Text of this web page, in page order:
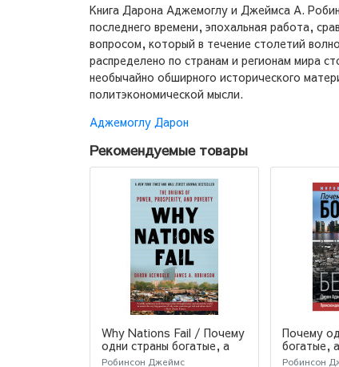
Книга Дарона Аджемоглу и Джеймса А.
последнего времени, эпохальная работа,
вопросом, который в течение столетий
распределено по странам и регионам мира
необычайно обширного исторического
политэкономической мысли.
Аджемоглу Дарон
Рекомендуемые товары
Why Nations Fail / Почему
одни страны богатые, а
другие бедные / James
Робинсон Джеймс
Почему
богатые,
Робинсон